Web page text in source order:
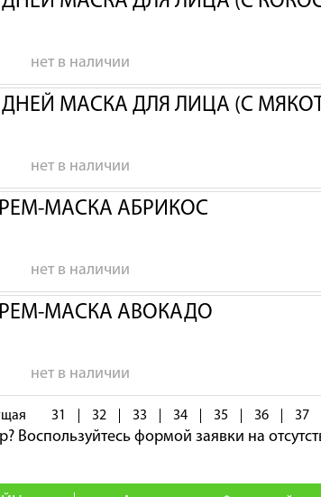
нет в наличии
ДНЕЙ МАСКА ДЛЯ ЛИЦА (С
нет в наличии
МАСКА АБРИКОС
нет в наличии
МАСКА АВОКАДО
нет в наличии
31 32 33 34 35 36 37
Воспользуйтесь формой заявки на